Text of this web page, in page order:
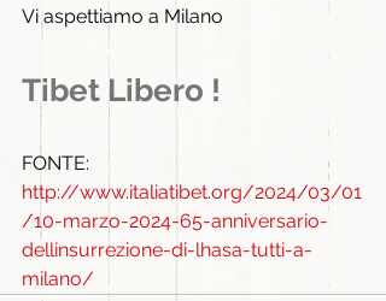
Vi aspettiamo a Milano
Tibet Libero !
FONTE:
http://www.italiatibet.org/2024/03/01
/10-marzo-2024-65-anniversario-
dellinsurrezione-di-lhasa-tutti-a-
milano/